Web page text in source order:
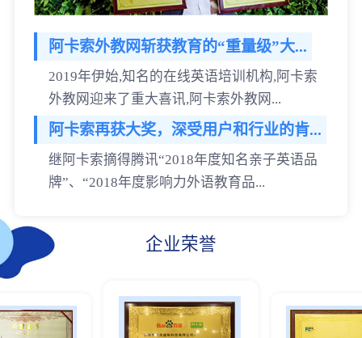
阿卡索外教网斩获教育的“重量级”大...
2019年伊始,知名的在线英语培训机构,阿卡索
外教网迎来了重大喜讯,阿卡索外教网...
阿卡索再获大奖，深受用户和行业的肯...
继阿卡索摘得腾讯“2018年度知名亲子英语品
牌”、“2018年度影响力外语教育品...
企业荣誉